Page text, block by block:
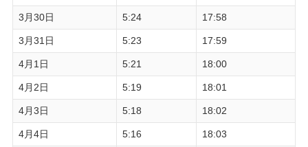
3月30日 5:24 17:58
3月31日 5:23 17:59
4月1日 5:21 18:00
4月2日 5:19 18:01
4月3日 5:18 18:02
4月4日 5:16 18:03